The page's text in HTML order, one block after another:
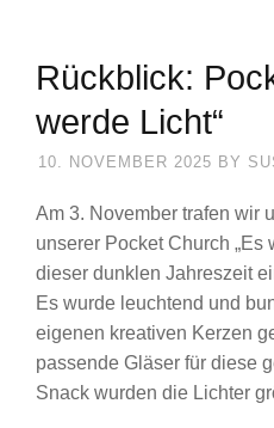
Rückblick:
werde Licht“
10. NOVEMBER 2025 BY
Am 3. November trafen wir
unserer Pocket Church „Es
dieser dunklen Jahreszeit
Es wurde leuchtend und
eigenen kreativen Kerzen
passende Gläser für diese
Snack wurden die Lichter